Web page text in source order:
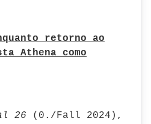
retorno ao
Athena como
26
(0./Fall 2024),